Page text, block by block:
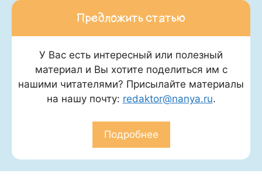
Предложить статью
У Вас есть интересный или полезный
материал и Вы хотите поделиться им с
нашими читателями? Присылайте материалы
на нашу почту: redaktor@nanya.ru.
Подробнее